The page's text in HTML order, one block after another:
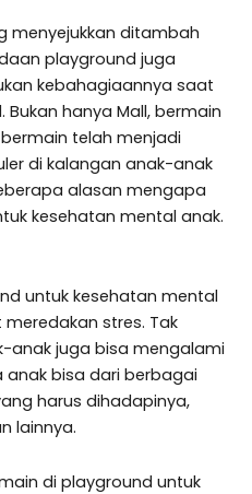
menyejukkan ditambah
playground juga
kebahagiaannya saat
hanya Mall, bermain
telah menjadi
di kalangan anak-anak
alasan mengapa
kesehatan mental anak.
untuk kesehatan mental
stres. Tak
anak juga bisa mengalami
anak bisa dari berbagai
harus dihadapinya,
lainnya.
di playground untuk